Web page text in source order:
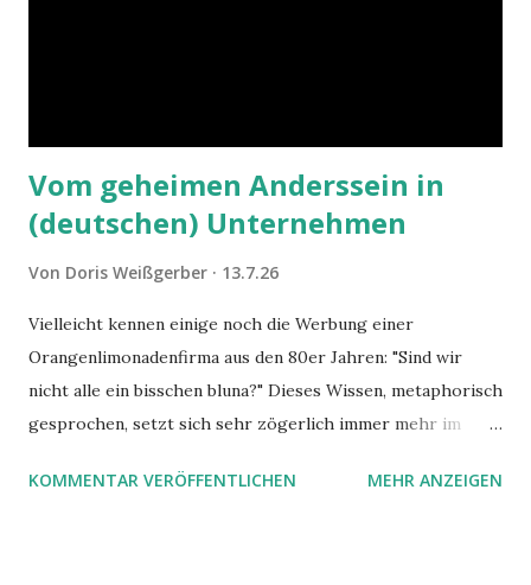
Vom geheimen Anderssein in
(deutschen) Unternehmen
Von Doris Weißgerber 13.7.26
Vielleicht kennen einige noch die Werbung einer
Orangenlimonadenfirma aus den 80er Jahren: "Sind wir
nicht alle ein bisschen bluna?" Dieses Wissen, metaphorisch
gesprochen, setzt sich sehr zögerlich immer mehr im
gleich. Im Arbeitskontext kann es zu nicht verstandenen
KOMMENTAR VERÖFFENTLICHEN MEHR ANZEIGEN